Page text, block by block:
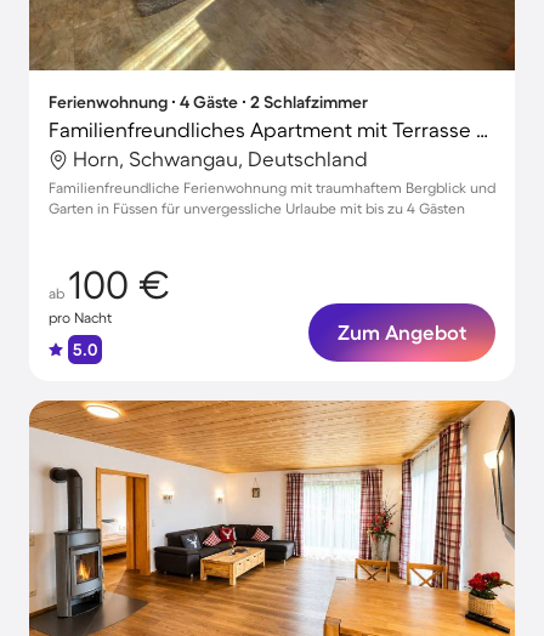
Ferienwohnung ∙ 4 Gäste ∙ 2 Schlafzimmer
Familienfreundliches Apartment mit Terrasse und Garten | Bergblick
Horn, Schwangau, Deutschland
Familienfreundliche Ferienwohnung mit traumhaftem Bergblick und
Garten in Füssen für unvergessliche Urlaube mit bis zu 4 Gästen
ab 100 €
pro Nacht
5.0
Zum Angebot